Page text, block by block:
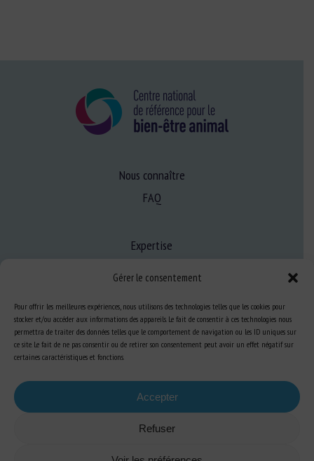
Gérer le consentement
Pour offrir les meilleures expériences, nous utilisons des technologies telles que les cookies pour
stocker et/ou accéder aux informations des appareils. Le fait de consentir à ces technologies nous
permettra de traiter des données telles que le comportement de navigation ou les ID uniques sur
ce site. Le fait de ne pas consentir ou de retirer son consentement peut avoir un effet négatif sur
certaines caractéristiques et fonctions.
Accepter
Refuser
Nous connaître
FAQ
Expertise
Ressources
Mentions Légales-Confidentialité-Cookies